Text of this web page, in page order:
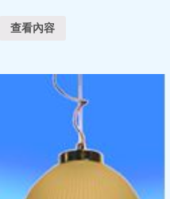
查看內容